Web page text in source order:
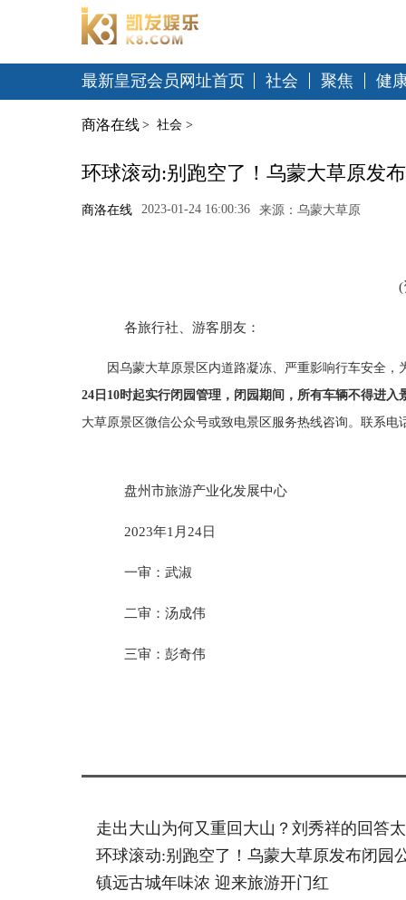
最新皇冠会员网址首页 社会 聚焦 健
商洛在线 > 社会 >
环球滚动:别跑空了！乌蒙大草原发
商洛在线 2023-01-24 16:00:36 来源：乌蒙大草原
(
各旅行社、游客朋友：
因乌蒙大草原景区内道路凝冻、严重影响行车安全
24日10时起实行闭园管理，闭园期间，所有车辆不得进入
大草原景区微信公众号或致电景区服务热线咨询。联系电
盘州市旅游产业化发展中心
2023年1月24日
一审：武淑
二审：汤成伟
三审：彭奇伟
走出大山为何又重回大山？刘秀祥的回答
环球滚动:别跑空了！乌蒙大草原发布闭园
镇远古城年味浓 迎来旅游开门红